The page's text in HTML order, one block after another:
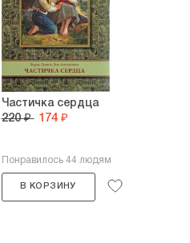
Частичка сердца
220 ₽ 174 ₽
Понравилось 44 людям
В КОРЗИНУ